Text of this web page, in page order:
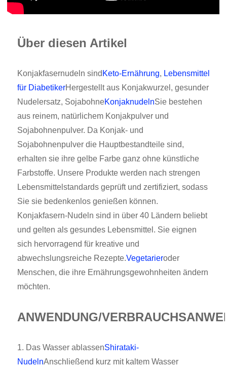
Über diesen Artikel
Konjakfasernudeln sind Keto-Ernährung, Lebensmittel
für DiabetikerHergestellt aus Konjakwurzel, gesunder
Nudelersatz, SojabohneKonjaknudelnSie bestehen
aus reinem, natürlichem Konjakpulver und
Sojabohnenpulver. Da Konjak- und
Sojabohnenpulver die Hauptbestandteile sind,
erhalten sie ihre gelbe Farbe ganz ohne künstliche
Farbstoffe. Unsere Produkte werden nach strengen
Lebensmittelstandards geprüft und zertifiziert, sodass
Sie sie bedenkenlos genießen können.
Konjakfasern-Nudeln sind in über 40 Ländern beliebt
und gelten als gesundes Lebensmittel. Sie eignen
sich hervorragend für kreative und
abwechslungsreiche Rezepte.Vegetarieroder
Menschen, die ihre Ernährungsgewohnheiten ändern
möchten.
ANWENDUNG/
1. Das Wasser ablassenShirataki-
NudelnAnschließend kurz mit kaltem Wasser